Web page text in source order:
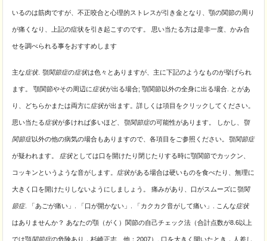
いるのは筋肉ですが、不正咬合と心理的ストレスが引き金となり、顎の関節の周り
が痛くなり、上記の症状を引き起こすのです。 思い当たる方は是非一度、かみ合
せを調べられる事をおすすめします
主な症状 顎関節症の症状は色々とありますが、主に下記のようなものが挙げられ
ます。 顎関節やその周辺に症状が出る場合; 顎関節以外の全身に出る場合. とがあ
り、 どちらかまたは両方に症状が出ます。詳しくは項目をクリックしてください。
思い当たる症状が多ければ多いほど、 顎関節症の可能性があります。 しかし、 顎
関節症以外の他の病気の場合もありますので、各項目をご参照ください。 顎関節症
が疑われます。 症状としては口を開けたり閉じたりする時に顎関節でカックン、
コッキンというような音がします。 症状がある場合は硬いものを食べたり、無理に
大きく口を開けたりしないようにしましょう。 痛みがあり、口がスムーズに顎関
節症. 「あごが痛い」. 「口が開かない」. 「カクカク音がして痛い」. こんな症状
はありませんか？ あなたの顎（がく）関節の自己チェック法（合計点数が8.6以上
では顎関節症の危険あり，杉崎正志、他：2007）. 口を大きく開いたとき，人差し